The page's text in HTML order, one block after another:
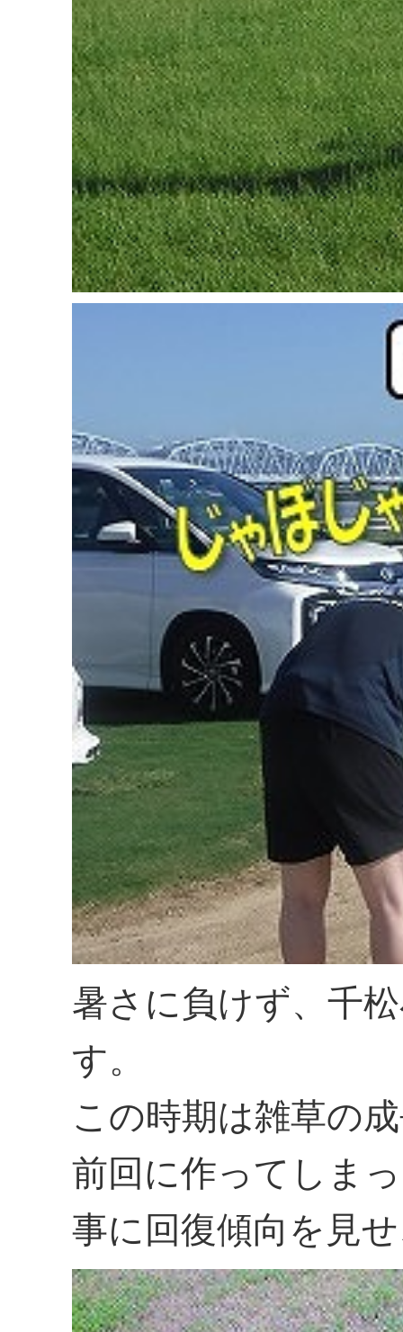
暑さに負けず、千
す。
この時期は雑草の
前回に作ってしま
事に回復傾向を見